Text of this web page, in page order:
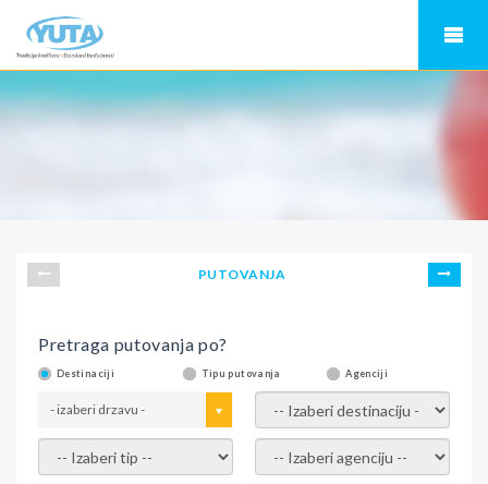
PUTOVANJA
Pretraga putovanja po?
Destinaciji Tipu putovanja Agenciji
- izaberi drzavu - - izaberi destinaciju -
- izaberi tip - - izaberi agenciju -